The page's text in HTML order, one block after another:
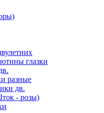
глазки
разные
дв.
- розы)